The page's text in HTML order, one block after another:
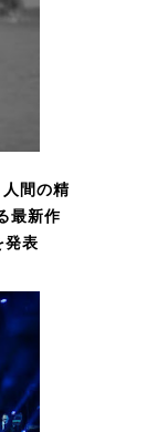
間の精
最新作
発表